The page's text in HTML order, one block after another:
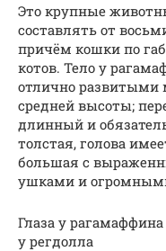
Это крупные
составлять от
причём кошки по
котов. Тело у
отлично
средней высоты;
длинный и
толстая, голова
большая с
ушками и
Глаза у
у регдолла